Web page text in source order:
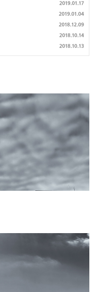
2019.01.17
2019.01.04
2018.12.09
2018.10.14
2018.10.13